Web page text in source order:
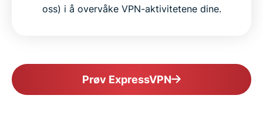
oss) i å overvåke VPN-aktivitetene dine.
Prøv ExpressVPN